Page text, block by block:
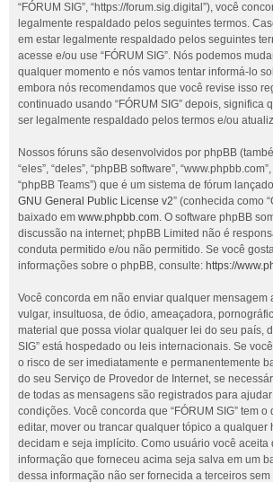
“FÓRUM SIG”, “https://forum.sig.digital”), você
legalmente respaldado pelos seguintes termos.
em estar legalmente respaldado pelos seguintes
acesse e/ou use “FÓRUM SIG”. Nós podemos
qualquer momento e nós vamos tentar informá-lo
embora nós recomendamos que você revise isso
continuado usando “FÓRUM SIG” depois, significa
ser legalmente respaldado pelos termos e/ou
Nossos fóruns são desenvolvidos por phpBB
“eles”, “deles”, “phpBB software”,
“phpBB Teams”) que é um sistema de fórum
GNU General Public License v2” (conhecida como
baixado em www.phpbb.com. O software phpBB
discussão na internet; phpBB Limited não é
conduta permitido e/ou não permitido. Se você
informações sobre o phpBB, consulte: https://
Você concorda em não enviar qualquer mensagem
vulgar, insultuosa, de ódio, ameaçadora,
material que possa violar qualquer lei do seu país,
SIG” está hospedado ou leis internacionais. Se
o risco de ser imediatamente e permanentemente
do seu Serviço de Provedor de Internet, se
de todas as mensagens são registrados para
condições. Você concorda que “FÓRUM SIG” tem o
editar, mover ou trancar qualquer tópico a qualquer
decidam e seja implícito. Como usuário você aceita
informação que forneceu acima seja salva em um
dessa informação não ser fornecida a terceiros